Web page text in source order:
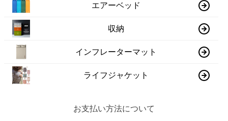
エアーベッド
収納
インフレーターマット
ライフジャケット
お支払い方法について